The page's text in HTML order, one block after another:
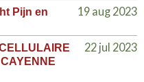
Pijn en
19 aug 2023
22 jul 2023